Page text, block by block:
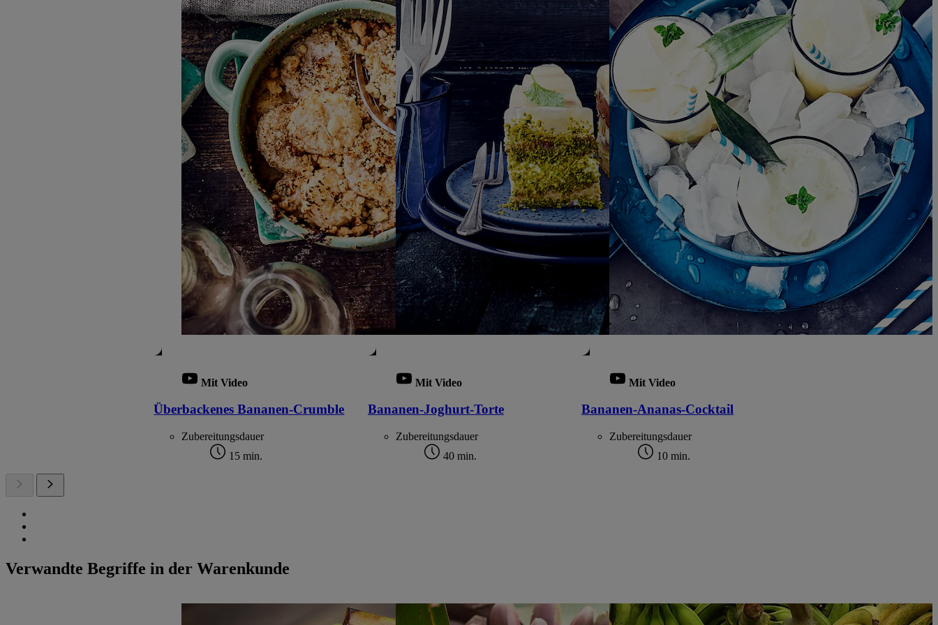
Mit Video
Überbackenes Bananen-Crumble
Zubereitungsdauer
15 min.
Mit Video
Bananen-Joghurt-Torte
Zubereitungsdauer
40 min.
Mit Video
Bananen-Ananas-Cocktail
Zubereitungsdauer
10 min.
Verwandte Begriffe in der Warenkunde